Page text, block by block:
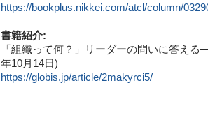
https://bookplus.nikkei.com/atcl/column/
書籍紹介:
「組織って何？」リーダーの問いに答
年10月14日)
https://globis.jp/article/2makyrci5/